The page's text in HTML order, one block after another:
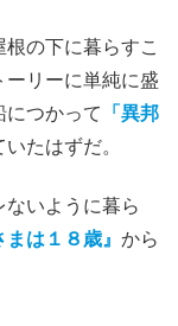
の下に暮らすこ
ーリーに単純に盛
につかって
「異邦
たはずだ。
いように暮ら
まは１８歳』 から